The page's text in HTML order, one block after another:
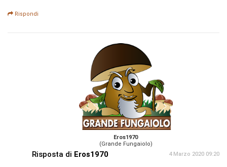
Rispondi
Eros1970
(Grande Fungaiolo)
Risposta di Eros1970 4 Marzo 2020 09:20